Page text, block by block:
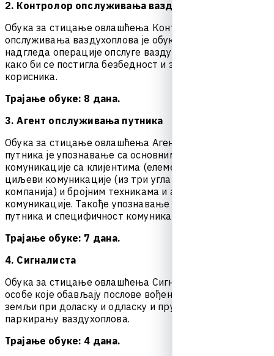
2. Контролор опслуживања ваздухоплова
Обука за стицање овлашћења Конт
опслуживања ваздухоплова је обук
надгледа операције опслуге вазду
како би се постигла безбедност и з
корисника.
Трајање обуке: 8 дана.
3. Агент опслуживања путника
Обука за стицање овлашћења Аген
путника је упознавање са основним
комуникације са клијентима (елеме
циљеви комуникације (из три угла
компанија) и бројним техникама и а
комуникације. Такође упознавање
путника и специфичност комуника
Трајање обуке: 7 дана.
4. Сигналиста
Обука за стицање овлашћења Сигн
особе које обављају послове вођењ
земљи при доласку и одласку и пру
паркирању ваздухоплова.
Трајање обуке: 4 дана.